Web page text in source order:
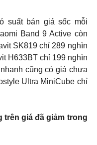
suất bán giá sốc mỗi
Band 9 Active còn
SK819 chỉ 289 nghìn
H633BT chỉ 199 nghìn
cũng có giá chưa
Ultra MiniCube chỉ
trên giá đã giảm trong